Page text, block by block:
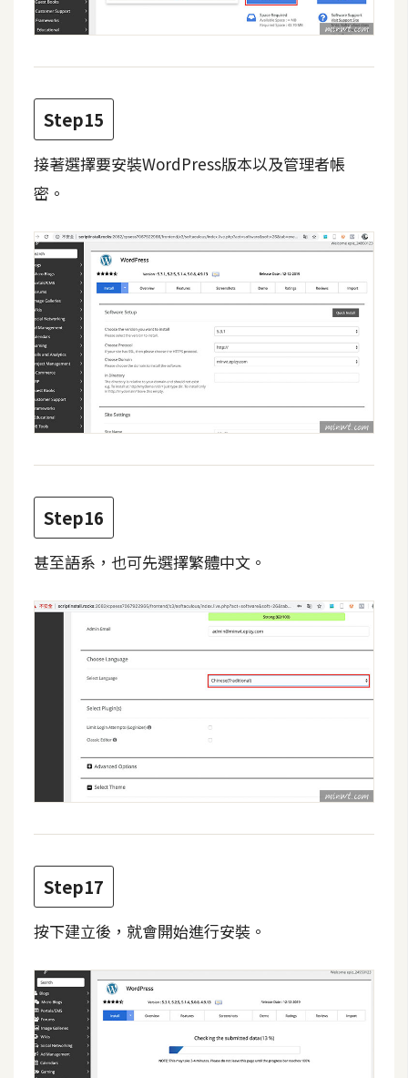
Step15
接著選擇要安裝WordPress版本以及管理者帳
密。
Step16
甚至語系，也可先選擇繁體中文。
Step17
按下建立後，就會開始進行安裝。